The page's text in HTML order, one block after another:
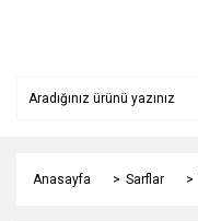
Anasayfa Sarflar